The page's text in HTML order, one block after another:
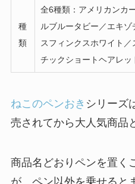
種
類
全6種類：アメリカンカ
ルブルータビー／エキ
スフィンクスホワイト
チックショートヘアレッ
ねこのペンおき シリーズ
売されてから大人気商品
商品名どおりペンを置く